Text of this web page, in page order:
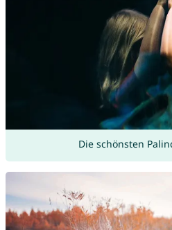
Die schönsten